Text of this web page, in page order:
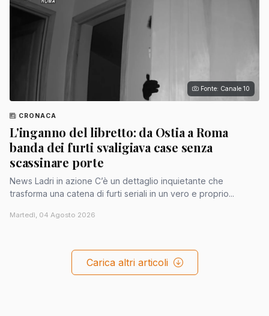
Fonte: Canale 10
CRONACA
L'inganno del libretto: da Ostia a Roma
banda dei furti svaligiava case senza
scassinare porte
News Ladri in azione C’è un dettaglio inquietante che
trasforma una catena di furti seriali in un vero e proprio...
Martedì, 04 Agosto 2026
Carica altri articoli